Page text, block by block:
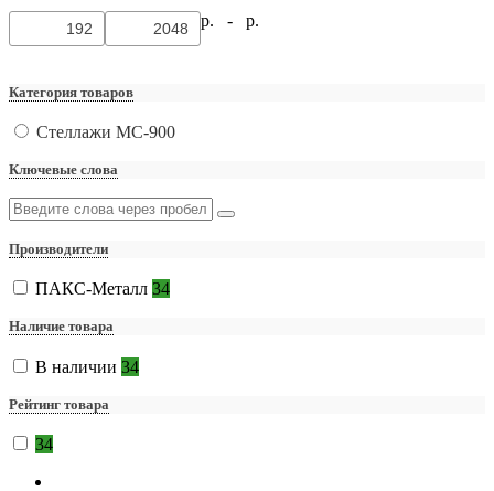
р. - р.
Категория товаров
Стеллажи МС-900
Ключевые слова
Производители
ПАКС-Металл 34
Наличие товара
В наличии 34
Рейтинг товара
34